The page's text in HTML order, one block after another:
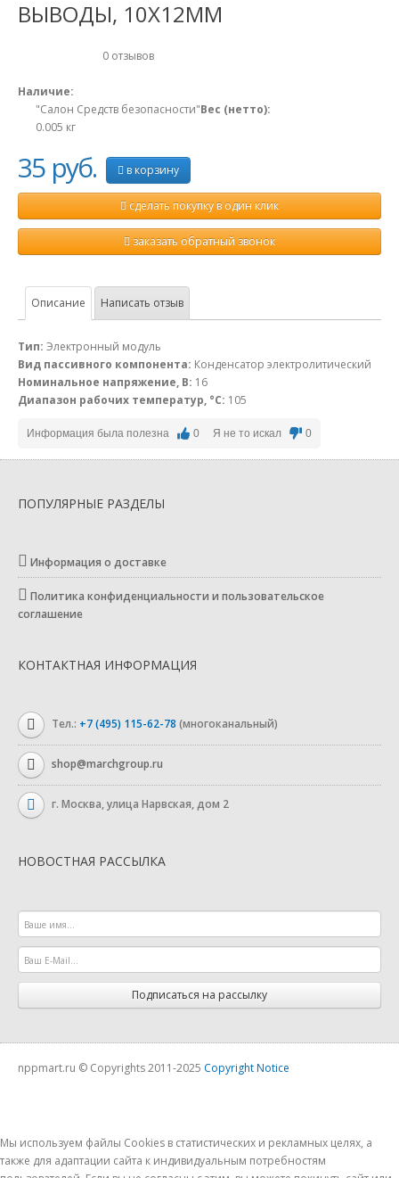
ВЫВОДЫ, 10Х12ММ
0 отзывов
Наличие:
"Салон Средств безопасности"Вес (нетто):
0.005 кг
35 руб. в корзину
сделать покупку в один клик
заказать обратный звонок
Описание Написать отзыв
Тип: Электронный модуль
Вид пассивного компонента: Конденсатор электролитический
Номинальное напряжение, В: 16
Диапазон рабочих температур, °С: 105
Информация была полезна 0 Я не то искал 0
ПОПУЛЯРНЫЕ РАЗДЕЛЫ
Информация о доставке
Политика конфиденциальности и пользовательское
соглашение
КОНТАКТНАЯ ИНФОРМАЦИЯ
Тел.: +7 (495) 115-62-78 (многоканальный)
shop@marchgroup.ru
г. Москва, улица Нарвская, дом 2
НОВОСТНАЯ РАССЫЛКА
Подписаться на рассылку
nppmart.ru © Copyrights 2011-2025 Copyright Notice
Мы используем файлы Cookies в статистических и рекламных целях, а
также для адаптации сайта к индивидуальным потребностям